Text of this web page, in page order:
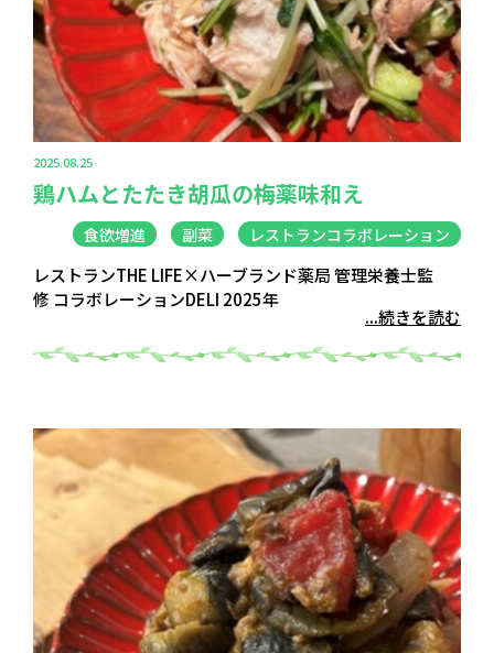
2025.08.25
鶏ハムとたたき胡瓜の梅薬味和え
食欲増進 副菜 レストランコラボレーション
レストランTHE LIFE×ハーブランド薬局 管理栄養士監
修 コラボレーションDELI 2025年
...続きを読む